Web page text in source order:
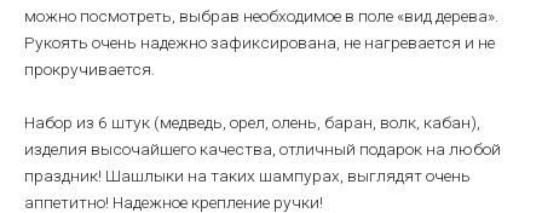
можно посмотреть, выбрав необходимое в поле «вид дерева».
Рукоять очень надежно зафиксирована, не нагревается и не
прокручивается.
Набор из 6 штук (медведь, орел, олень, баран, волк, кабан),
изделия высочайшего качества, отличный подарок на любой
праздник! Шашлыки на таких шампурах, выглядят очень
аппетитно! Надежное крепление ручки!